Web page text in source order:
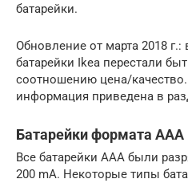
батарейки.
Обновление от марта 2018
батарейки Ikea перестали
соотношению цена/
информация приведена в
Батарейки формата ААА
Все батарейки ААА были
200 mA. Некоторые типы